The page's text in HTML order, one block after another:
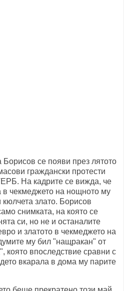
се появи през лятото
граждански протести
На кадрите се вижда, че
в чекмеджето на нощното му
злато. Борисов
снимката, на която се
си, но не и останалите
и златото в чекмеджето на
му бил "нащракан" от
която впоследствие сравни с
вкарала в дома му парите